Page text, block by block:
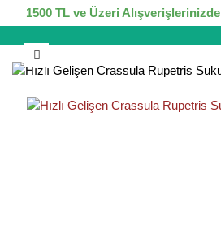
1500 TL ve Üzeri Alışverişlerinizde